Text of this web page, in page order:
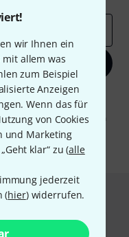
wir Ihnen ein
allem was
zum Beispiel
Anzeigen
Wenn das für
von Cookies
und Marketing
klar“ zu (alle
jederzeit
(hier) widerrufen.
dem Erhalt von E-Mail-
zu. Die
finden Sie in